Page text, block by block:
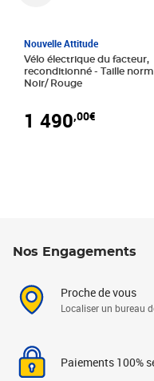
Nouvelle Attitude
Vélo électrique du facteur,
reconditionné - Taille normale -
Noir/ Rouge
1 490,00€
Nos Engagements
Proche de vous
Localiser un bureau
Paiements 100%